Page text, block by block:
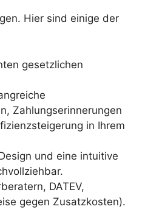
Hier sind einige der
gesetzlichen
Zahlungserinnerungen
in Ihrem
und eine intuitive
DATEV,
gegen Zusatzkosten).